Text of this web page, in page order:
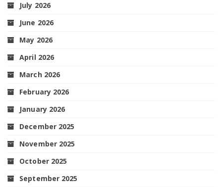
July 2026
June 2026
May 2026
April 2026
March 2026
February 2026
January 2026
December 2025
November 2025
October 2025
September 2025